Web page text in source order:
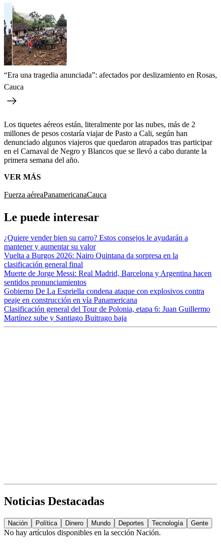
“Era una tragedia anunciada”: afectados por deslizamiento en Rosas,
Cauca
Los tiquetes aéreos están, literalmente por las nubes, más de 2
millones de pesos costaría viajar de Pasto a Cali, según han
denunciado algunos viajeros que quedaron atrapados tras participar
en el Carnaval de Negro y Blancos que se llevó a cabo durante la
primera semana del año.
VER MÁS
Fuerza aéreaPanamericanaCauca
Le puede interesar
¿Quiere vender bien su carro? Estos consejos le ayudarán a
mantener y aumentar su valor
Vuelta a Burgos 2026: Nairo Quintana da sorpresa en la
clasificación general final
Muerte de Jorge Messi: Real Madrid, Barcelona y Argentina hacen
sentidos pronunciamientos
Gobierno De La Espriella condena ataque con explosivos contra
peaje en construcción en vía Panamericana
Clasificación general del Tour de Polonia, etapa 6: Juan Guillermo
Martínez sube y Santiago Buitrago baja
Noticias Destacadas
Nación Política Dinero Mundo Deportes Tecnología Gente
No hay artículos disponibles en la sección Nación.